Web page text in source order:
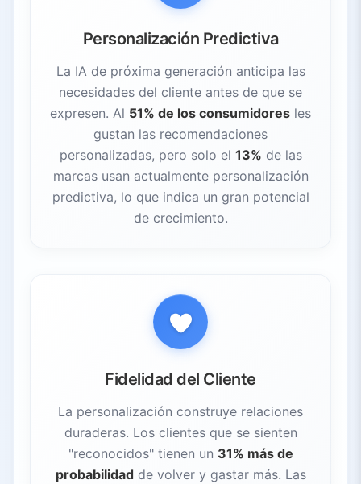
Personalización Predictiva
La IA de próxima generación anticipa las
necesidades del cliente antes de que se
expresen. Al 51% de los consumidores les
gustan las recomendaciones
personalizadas, pero solo el 13% de las
marcas usan actualmente personalización
predictiva, lo que indica un gran potencial
de crecimiento.
Fidelidad del Cliente
La personalización construye relaciones
duraderas. Los clientes que se sienten
"reconocidos" tienen un 31% más de
probabilidadde volver y gastar más. Las